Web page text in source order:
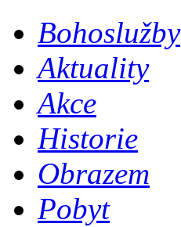
Bohoslužby
Aktuality
Akce
Historie
Obrazem
Pobyt